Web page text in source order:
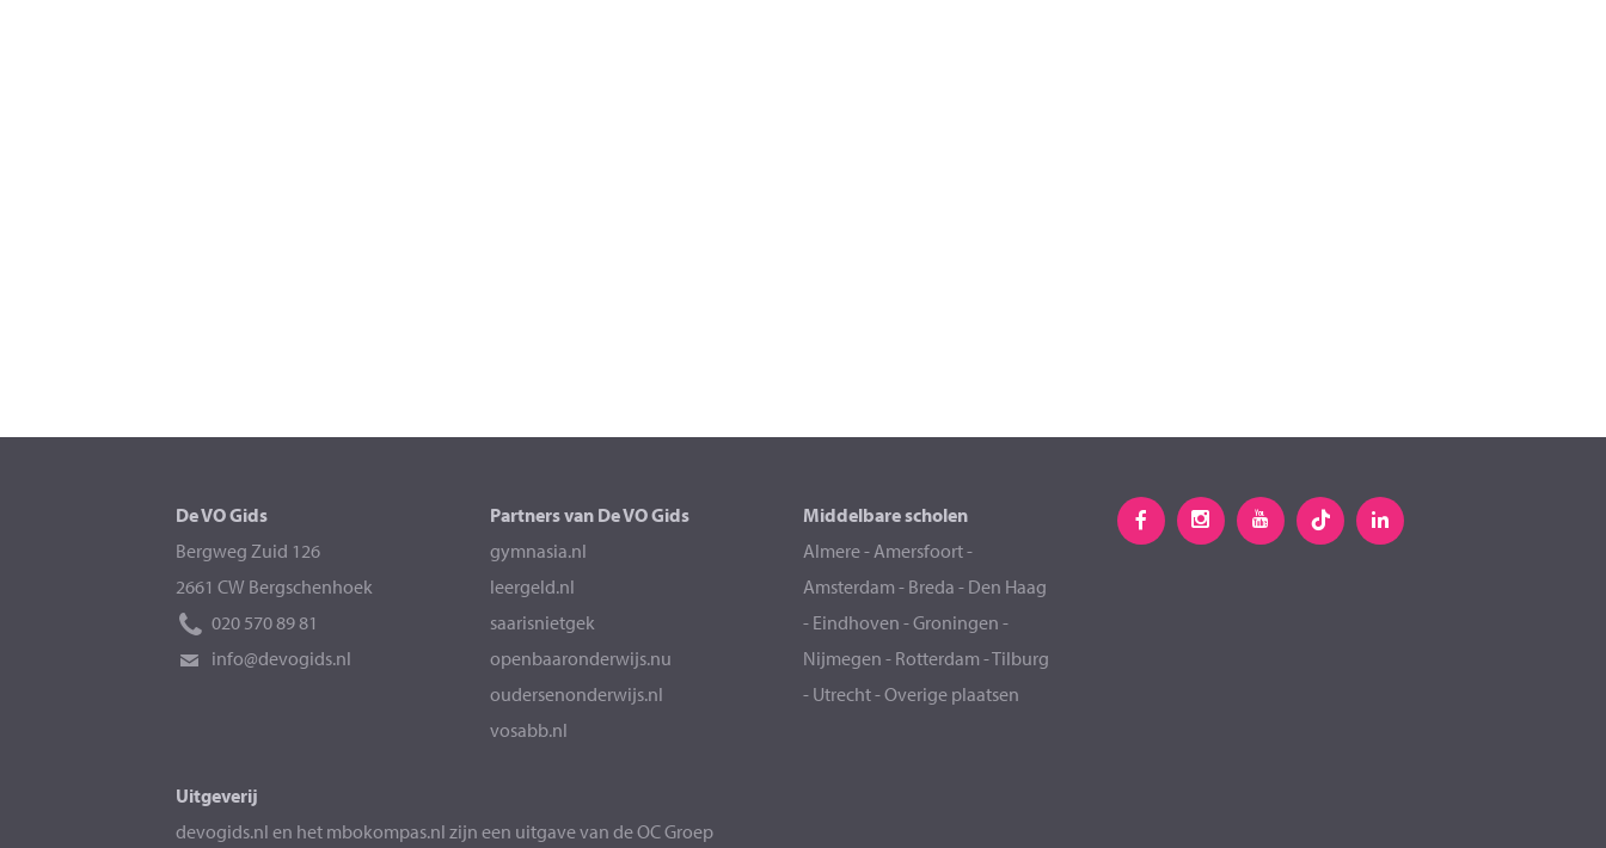
De VO Gids
Bergweg Zuid 126
2661 CW Bergschenhoek
020 570 89 81
info@devogids.nl
Partners van De VO Gids
gymnasia.nl
leergeld.nl
saarisnietgek
openbaaronderwijs.nu
oudersenonderwijs.nl
vosabb.nl
Middelbare scholen
Almere-Amersfoort-
Amsterdam - Breda - Den Haag
- Eindhoven -Groningen -
Nijmegen - Rotterdam -Tilburg
- Utrecht-Overige plaatsen
Uitgeverij
devogids.nl en het mbokompas.nl zijn een uitgave van deOC Groep